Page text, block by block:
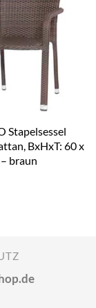
Stapelsessel
BxHxT: 60 x
braun